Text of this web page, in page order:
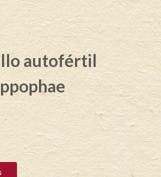
autofértil